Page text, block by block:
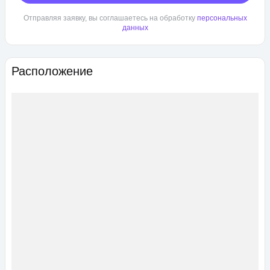
Расположение
Отправляя заявку, вы соглашаетесь на обработку персональных
данных